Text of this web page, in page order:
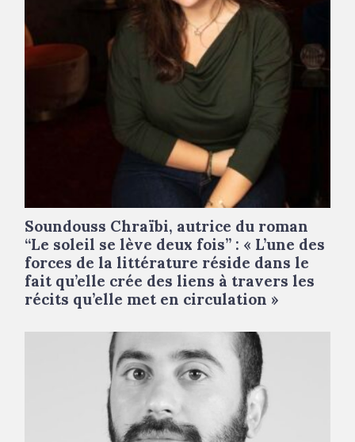
Soundouss Chraïbi, autrice du roman
“Le soleil se lève deux fois” : « L’une des
forces de la littérature réside dans le
fait qu’elle crée des liens à travers les
récits qu’elle met en circulation »